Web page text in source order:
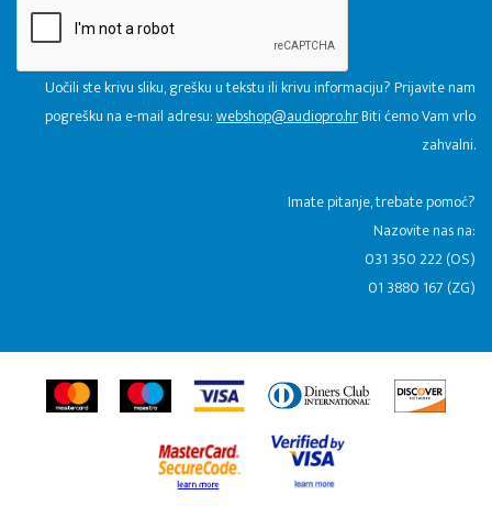
Uočili ste krivu sliku, grešku u tekstu ili krivu informaciju? Prijavite nam
pogrešku na e-mail adresu:webshop@audiopro.hrBiti ćemo Vam vrlo
zahvalni.
​Imate pitanje, trebate pomoć?
Nazovite nas na:
031 350 222 (OS)
01 3880 167 (ZG)